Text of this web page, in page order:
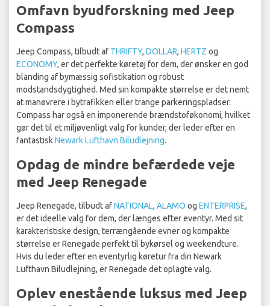
Omfavn byudforskning med Jeep
Compass
Jeep Compass, tilbudt af THRIFTY, DOLLAR, HERTZ og
ECONOMY, er det perfekte køretøj for dem, der ønsker en god
blanding af bymæssig sofistikation og robust
modstandsdygtighed. Med sin kompakte størrelse er det nemt
at manøvrere i bytrafikken eller trange parkeringspladser.
Compass har også en imponerende brændstoføkonomi, hvilket
gør det til et miljøvenligt valg for kunder, der leder efter en
fantastiskNewark Lufthavn Biludlejning.
Opdag de mindre befærdede veje
med Jeep Renegade
Jeep Renegade, tilbudt afNATIONAL, ALAMO og ENTERPRISE,
er det ideelle valg for dem, der længes efter eventyr. Med sit
karakteristiske design, terrængående evner og kompakte
størrelse er Renegade perfekt til bykørsel og weekendture.
Hvis du leder efter en eventyrlig køretur fra din Newark
Lufthavn Biludlejning, er Renegade det oplagte valg.
Oplev enestående luksus med Jeep